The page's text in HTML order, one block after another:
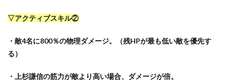
▽アクティブスキル②
・敵4名に800％の物理ダメージ。（残HPが最も低い敵を優先す
る）
・上杉謙信の筋力が敵より高い場合、ダメージが倍。